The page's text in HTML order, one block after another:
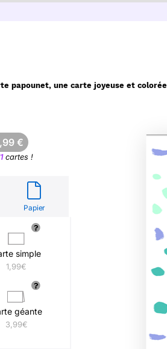
papounet, une carte joyeuse et colorée
€
cartes !
Papier
simple
1,99€
géante
3,99€